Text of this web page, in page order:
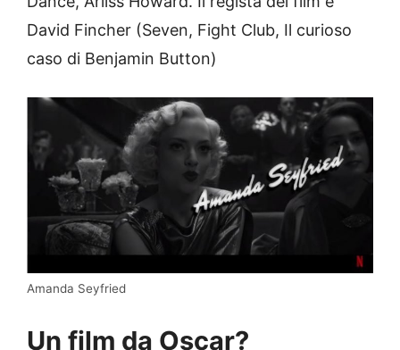
David Fincher (Seven, Fight Club, Il curioso
caso di Benjamin Button)
Amanda Seyfried
Un film da Oscar?